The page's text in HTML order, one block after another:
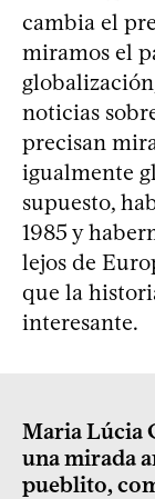
cambia el
miramos el
noticias
precisan
igualmente
supuesto,
1985 y
lejos de
que la
interesante.
Maria Lúcia
una mirada
pueblito,